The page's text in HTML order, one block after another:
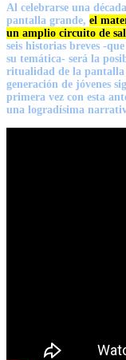
Al celebrarse una
pantalla grande, el
un amplio circuito de
seis historias breves -
su temática- será la
ritualidad de la pantalla
generación de jóvenes
primera vez con esta
una logradísima